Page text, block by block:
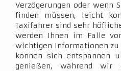
Verzögerungen oder wenn
finden müssen, leicht
Taxifahrer sind sehr
werden Ihnen im Falle
wichtigen Informationen
können sich entspannen
genießen, während wir